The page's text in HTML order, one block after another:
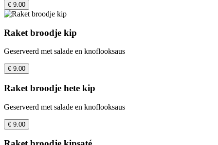
€ 9.00
Raket broodje kip
Geserveerd met salade en knoflooksaus
€ 9.00
Raket broodje hete kip
Geserveerd met salade en knoflooksaus
€ 9.00